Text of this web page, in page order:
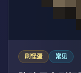
刷怪蛋 常见